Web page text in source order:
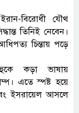
বিরোধী যৌথ
তিনিই নেবেন।
চিন্তায় পড়ে
কড়া ভাষায়
এতে স্পষ্ট হয়ে
ইসরায়েল আসলে